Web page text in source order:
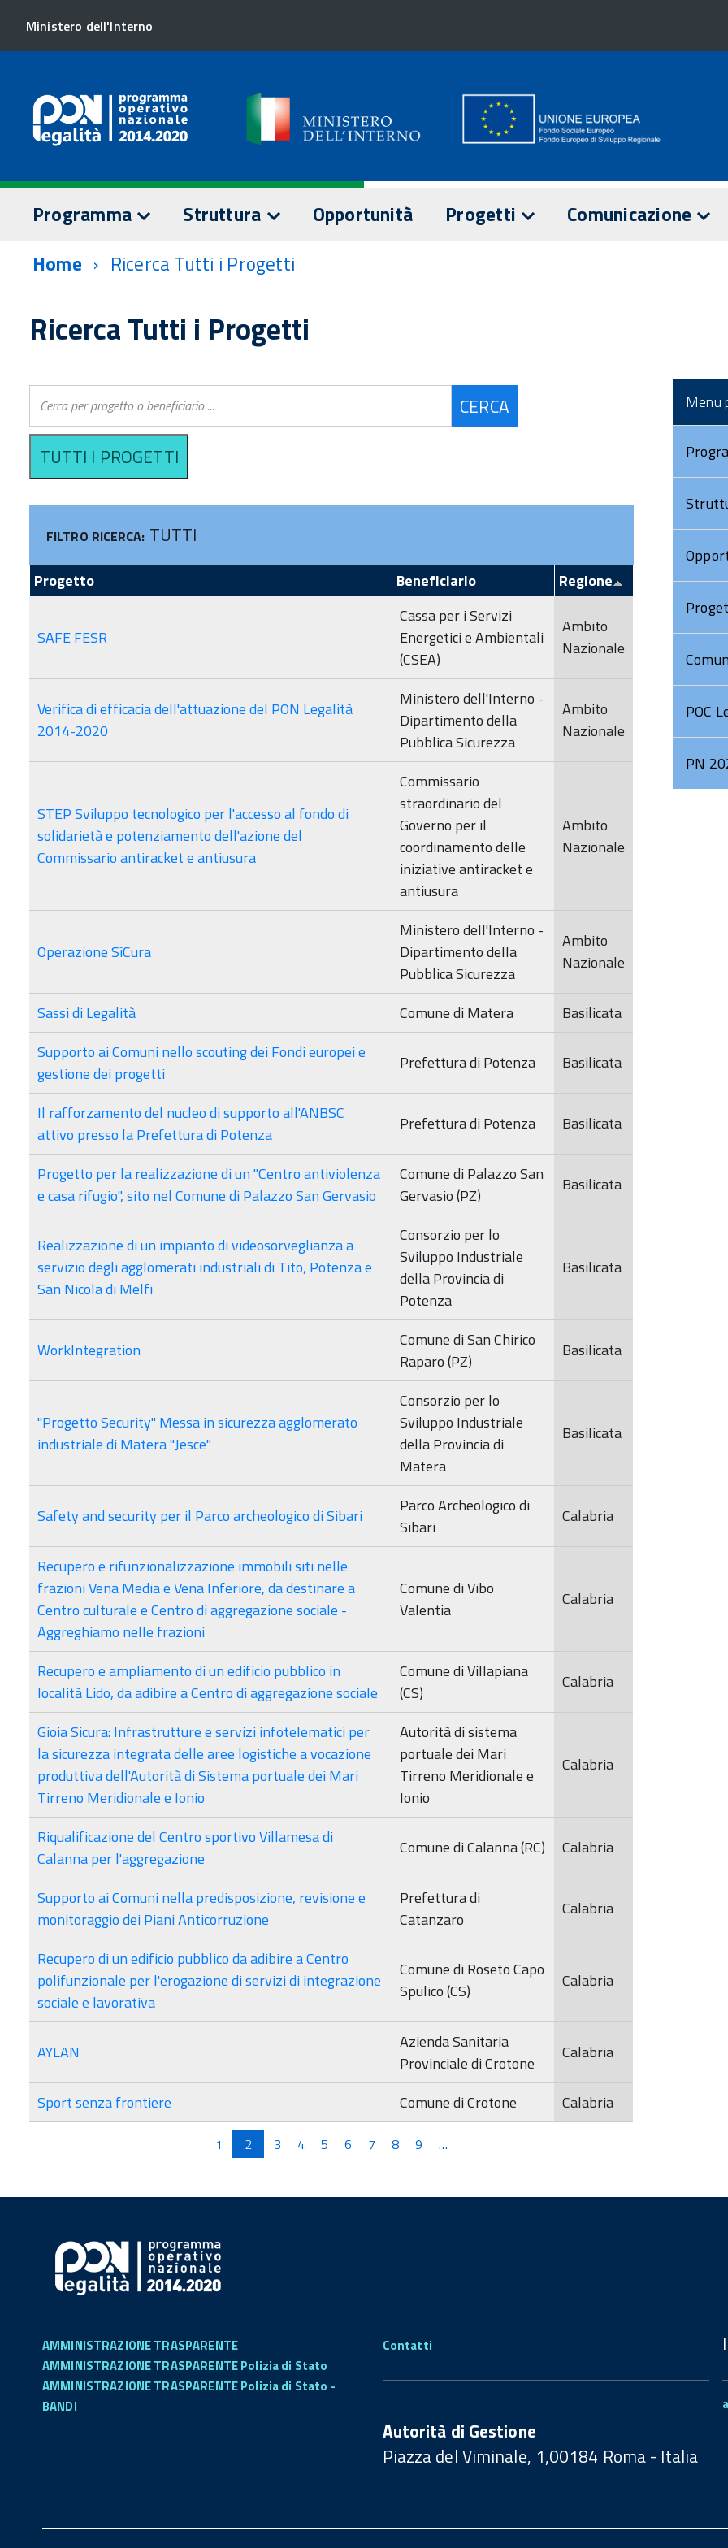
Ministero dell'Interno
Programma
TESTO DEL PROGRAMMA
Dotazione finanziaria
GESTIONE E CONTROLLO
SI.GE.CO
Sistema informativo
ERA
SORVEGLIANZA
Comitato di
sorveglianza
2017
2019
Comitato di
sorveglianza
2020
Comitato di
Sorveglianza
2021
Comitato di
Sorveglianza
2022
Relazioni di Attuazione
ACCESSO AL
Struttura
AUTORITÀ DI GESTIONE
CERTIFICAZIONE
AUTORITÀ DI AUDIT
COMITATO DI
Opportunità Progetti
REALIZZATI
ELENCO BENEFICIARI
SUPPORTO AI BENEFICIARI
Comunicazione
STRATEGIA DI
COMUNICAZIONE
Home
Ricerca Tutti i Progetti
Ricerca Tutti i Progetti
FILTRO RICERCA: TUTTI
Progetto Beneficiario Regione
SAFE FESR
Cassa per i Servizi
Energetici e Ambientali
(CSEA)
Ambito
Nazionale
Verifica di efficacia dell'attuazione del PON Legalità
2014-2020
Ministero dell'Interno -
Dipartimento della
Pubblica Sicurezza
Ambito
Nazionale
STEP Sviluppo tecnologico per l'accesso al fondo di
solidarietà e potenziamento dell'azione del
Commissario antiracket e antiusura
Commissario
straordinario del
Governo per il
coordinamento delle
iniziative antiracket e
antiusura
Ambito
Nazionale
Operazione SìCura
Ministero dell'Interno -
Dipartimento della
Pubblica Sicurezza
Ambito
Nazionale
Sassi di Legalità Comune di Matera
Basilicata
Supporto ai Comuni nello scouting dei Fondi europei e
gestione dei progetti
Prefettura di Potenza Basilicata
Il rafforzamento del nucleo di supporto all'ANBSC
attivo presso la Prefettura di Potenza
Prefettura di Potenza Basilicata
Progetto per la realizzazione di un "Centro antiviolenza
e casa rifugio", sito nel Comune di Palazzo San Gervasio
Comune di Palazzo San
Gervasio (PZ)
Basilicata
Realizzazione di un impianto di videosorveglianza a
servizio degli agglomerati industriali di Tito, Potenza e
San Nicola di Melfi
Consorzio per lo
Sviluppo Industriale
della Provincia di
Potenza
Basilicata
WorkIntegration
Comune di San Chirico
Raparo (PZ)
Basilicata
"Progetto Security" Messa in sicurezza agglomerato
industriale di Matera "Jesce"
Consorzio per lo
Sviluppo Industriale
della Provincia di
Matera
Basilicata
Safety and security per il Parco archeologico di Sibari
Parco Archeologico di
Sibari
Calabria
Recupero e rifunzionalizzazione immobili siti nelle
frazioni Vena Media e Vena Inferiore, da destinare a
Centro culturale e Centro di aggregazione sociale -
Aggreghiamo nelle frazioni
Comune di Vibo
Valentia
Calabria
Recupero e ampliamento di un edificio pubblico in
località Lido, da adibire a Centro di aggregazione sociale
Comune di Villapiana
(CS)
Calabria
Gioia Sicura: Infrastrutture e servizi infotelematici per
la sicurezza integrata delle aree logistiche a vocazione
produttiva dell'Autorità di Sistema portuale dei Mari
Tirreno Meridionale e Ionio
Autorità di sistema
portuale dei Mari
Tirreno Meridionale e
Ionio
Calabria
Riqualificazione del Centro sportivo Villamesa di
Calanna per l'aggregazione
Comune di Calanna (RC) Calabria
Supporto ai Comuni nella predisposizione, revisione e
monitoraggio dei Piani Anticorruzione
Prefettura di
Catanzaro
Calabria
Recupero di un edificio pubblico da adibire a Centro
polifunzionale per l'erogazione di servizi di integrazione
sociale e lavorativa
Comune di Roseto Capo
Spulico (CS)
Calabria
AYLAN
Azienda Sanitaria
Provinciale di Crotone
Calabria
Sport senza frontiere Comune di Crotone Calabria
1 2 3 4 5 6 7 8 9 …
Menu
POC
PN
AMMINISTRAZIONE TRASPARENTE
AMMINISTRAZIONE TRASPARENTE Polizia di Stato
AMMINISTRAZIONE TRASPARENTE Polizia di Stato -
BANDI
Contatti
Autorità di Gestione
Piazza del Viminale, 1,00184 Roma - Italia